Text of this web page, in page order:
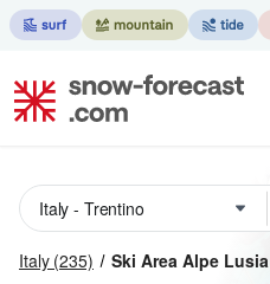
Italy (235) Ski Area Alpe Lusia